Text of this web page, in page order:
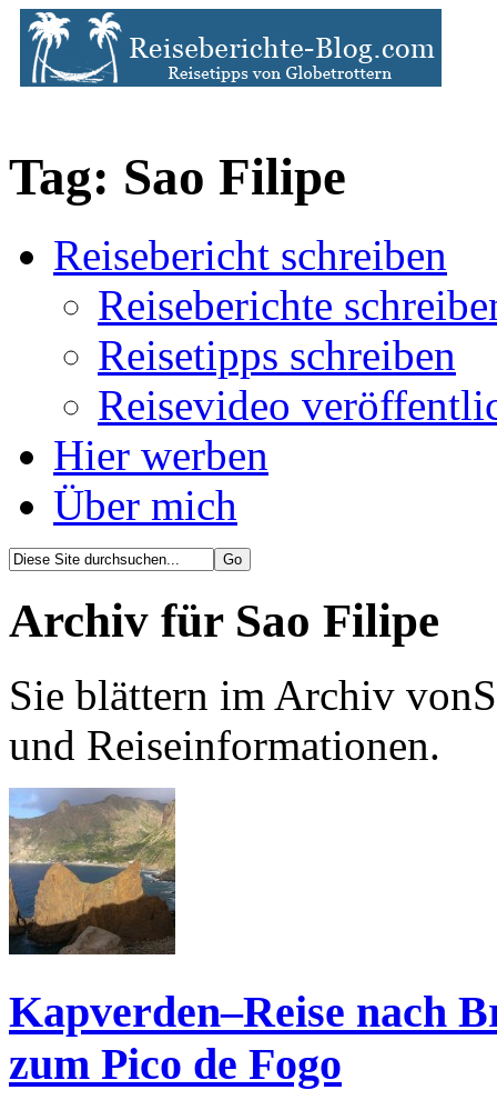
Tag: Sao Filipe
Reisebericht schreiben
Reiseberichte
Reisetipps schreiben
Reisevideo
Hier werben
Über mich
Archiv für Sao Filipe
Sie blättern im Archiv
und Reiseinformationen.
Kapverden–Reise nach
zum Pico de Fogo